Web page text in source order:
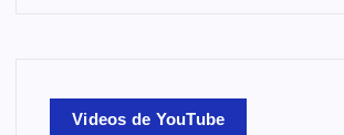
Videos de YouTube